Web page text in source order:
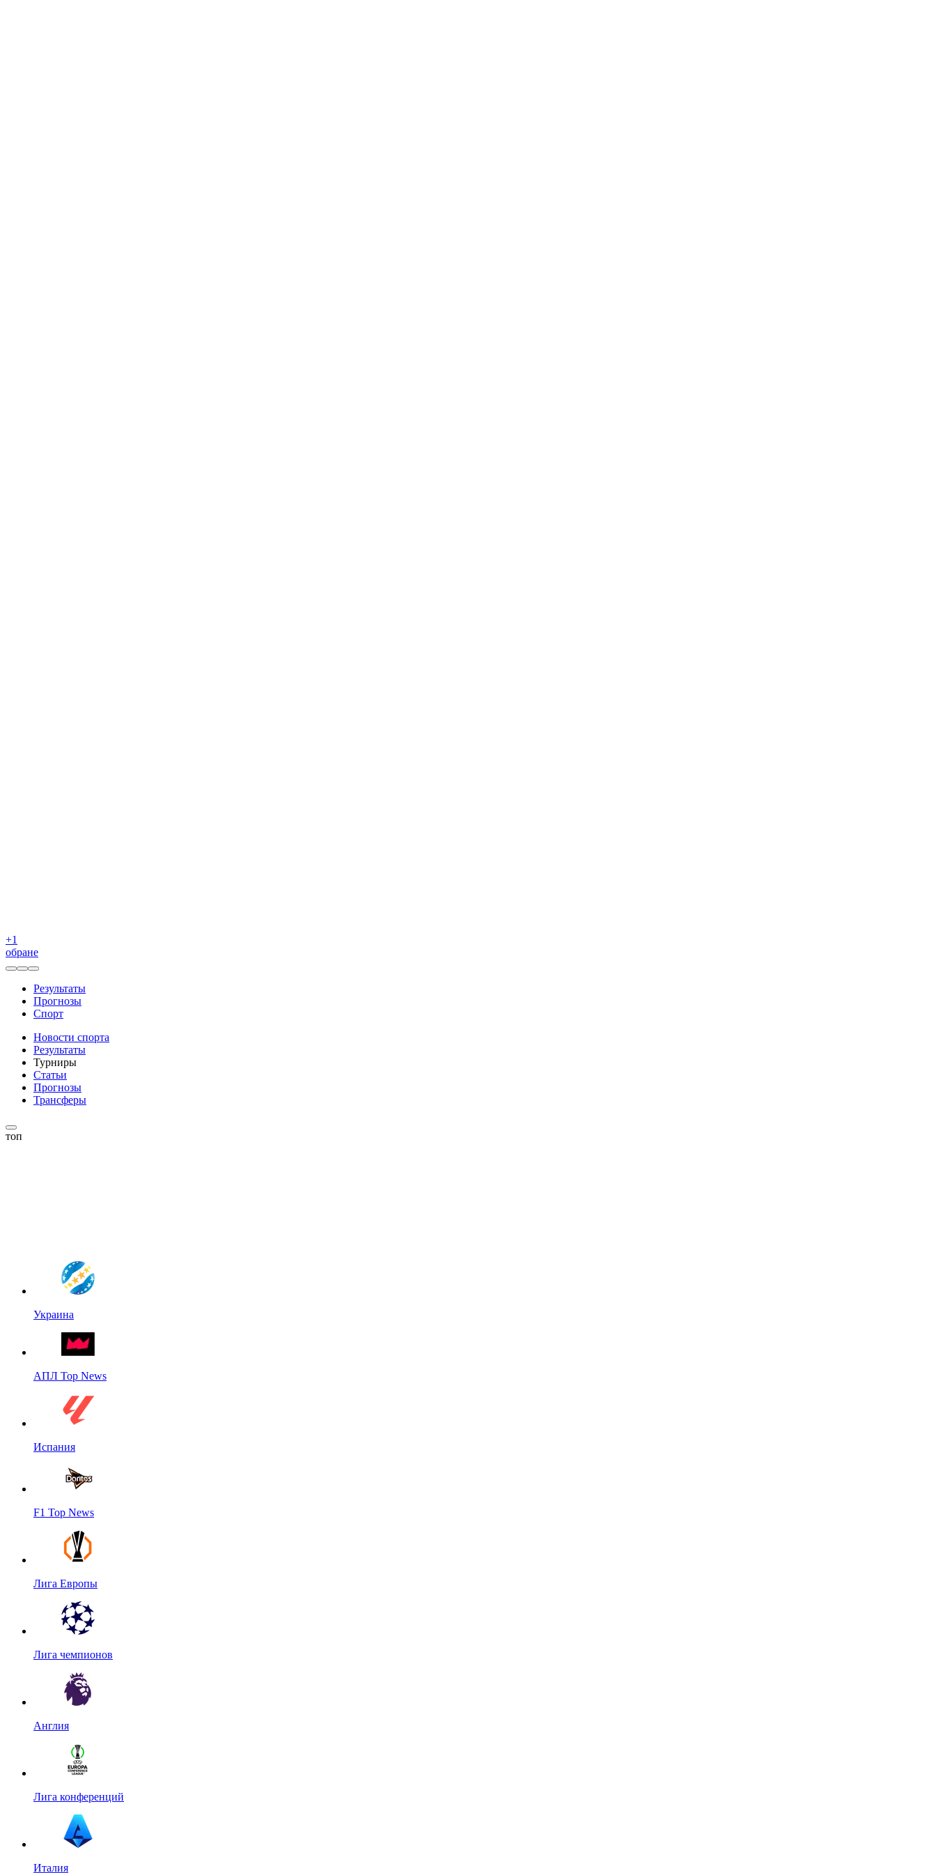
+1
обране
Результаты
Прогнозы
Спорт
Новости спорта
Результаты
Турниры
Статьи
Прогнозы
Трансферы
топ
Украина
АПЛ Top News
Испания
F1 Top News
Лига Европы
Лига чемпионов
Англия
Лига конференций
Италия